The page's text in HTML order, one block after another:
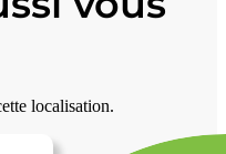
localisation.